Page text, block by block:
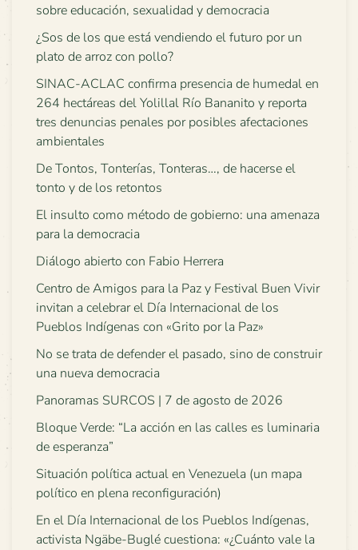
sobre educación, sexualidad y democracia
¿Sos de los que está vendiendo el futuro por un
plato de arroz con pollo?
SINAC-ACLAC confirma presencia de humedal en
264 hectáreas del Yolillal Río Bananito y reporta
tres denuncias penales por posibles afectaciones
ambientales
De Tontos, Tonterías, Tonteras…, de hacerse el
tonto y de los retontos
El insulto como método de gobierno: una amenaza
para la democracia
Diálogo abierto con Fabio Herrera
Centro de Amigos para la Paz y Festival Buen Vivir
invitan a celebrar el Día Internacional de los
Pueblos Indígenas con «Grito por la Paz»
No se trata de defender el pasado, sino de construir
una nueva democracia
Panoramas SURCOS | 7 de agosto de 2026
Bloque Verde: “La acción en las calles es luminaria
de esperanza”
Situación política actual en Venezuela (un mapa
político en plena reconfiguración)
En el Día Internacional de los Pueblos Indígenas,
activista Ngäbe-Buglé cuestiona: «¿Cuánto vale la